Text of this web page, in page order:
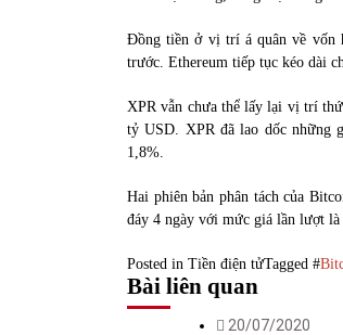
Đồng tiền ở vị trí á quân về vốn
trước. Ethereum tiếp tục kéo dài
XPR vẫn chưa thể lấy lại vị trí
tỷ USD. XPR đã lao dốc những
1,8%.
Hai phiên bản phân tách của
đáy 4 ngày với mức giá lần lượt
Posted in Tiền điện tửTagged #
Bài liên quan
20/07/2020